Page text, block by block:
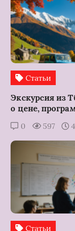
Статьи
Экскурсия из
о цене,
0 597
Статьи